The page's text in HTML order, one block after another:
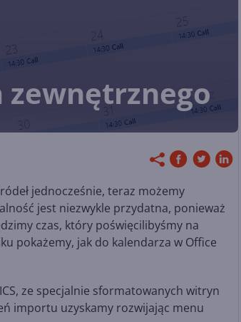
jednocześnie, teraz możemy
jest niezwykle przydatna, ponieważ
czas, który poświęcilibyśmy na
pokażemy, jak do kalendarza w Office
ze specjalnie sformatowanych witryn
importu uzyskamy rozwijając menu